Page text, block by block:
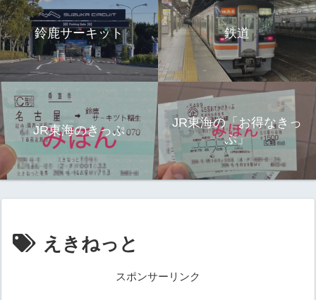
鈴鹿サーキット 鉄道
JR東海のきっぷ
JR東海の「お得なきっ
ぷ」
えきねっと
スポンサーリンク